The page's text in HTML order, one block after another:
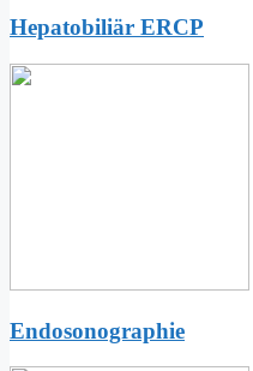
Hepatobiliär ERCP
Endosonographie